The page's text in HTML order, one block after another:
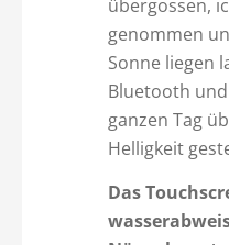
übergossen,
genommen
Sonne liegen
Bluetooth
ganzen Tag
Helligkeit
Das